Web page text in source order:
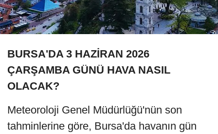
BURSA'DA 3 HAZİRAN 2026
ÇARŞAMBA GÜNÜ HAVA NASIL
OLACAK?
Meteoroloji Genel Müdürlüğü'nün son
tahminlerine göre, Bursa'da havanın gün